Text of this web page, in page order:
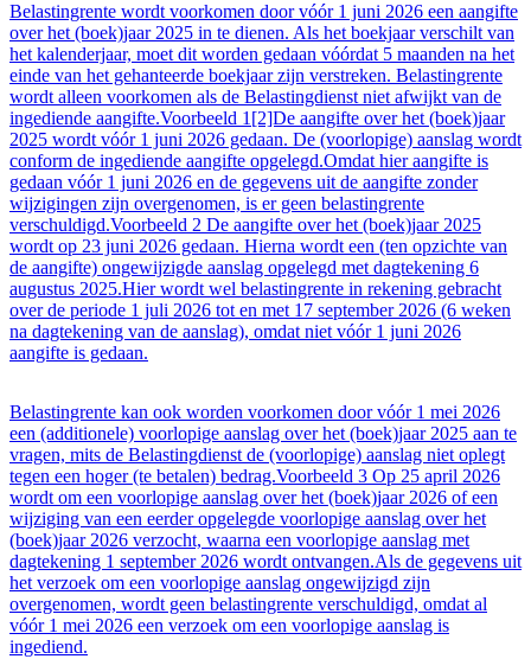
Belastingrente wordt voorkomen door vóór 1 juni 2026 een aangifte
over het (boek)jaar 2025 in te dienen. Als het boekjaar verschilt van
het kalenderjaar, moet dit worden gedaan vóórdat 5 maanden na het
einde van het gehanteerde boekjaar zijn verstreken. Belastingrente
wordt alleen voorkomen als de Belastingdienst niet afwijkt van de
ingediende aangifte.Voorbeeld 1[2]De aangifte over het (boek)jaar
2025 wordt vóór 1 juni 2026 gedaan. De (voorlopige) aanslag wordt
conform de ingediende aangifte opgelegd.Omdat hier aangifte is
gedaan vóór 1 juni 2026 en de gegevens uit de aangifte zonder
wijzigingen zijn overgenomen, is er geen belastingrente
verschuldigd.Voorbeeld 2 De aangifte over het (boek)jaar 2025
wordt op 23 juni 2026 gedaan. Hierna wordt een (ten opzichte van
de aangifte) ongewijzigde aanslag opgelegd met dagtekening 6
augustus 2025.Hier wordt wel belastingrente in rekening gebracht
over de periode 1 juli 2026 tot en met 17 september 2026 (6 weken
na dagtekening van de aanslag), omdat niet vóór 1 juni 2026
aangifte is gedaan.
Belastingrente kan ook worden voorkomen door vóór 1 mei 2026
een (additionele) voorlopige aanslag over het (boek)jaar 2025 aan te
vragen, mits de Belastingdienst de (voorlopige) aanslag niet oplegt
tegen een hoger (te betalen) bedrag.Voorbeeld 3 Op 25 april 2026
wordt om een voorlopige aanslag over het (boek)jaar 2026 of een
wijziging van een eerder opgelegde voorlopige aanslag over het
(boek)jaar 2026 verzocht, waarna een voorlopige aanslag met
dagtekening 1 september 2026 wordt ontvangen.Als de gegevens uit
het verzoek om een voorlopige aanslag ongewijzigd zijn
overgenomen, wordt geen belastingrente verschuldigd, omdat al
vóór 1 mei 2026 een verzoek om een voorlopige aanslag is
ingediend.